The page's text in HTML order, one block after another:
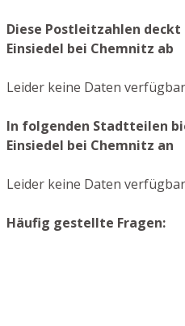
Diese Postleitzahlen deckt
Einsiedel bei Chemnitz ab
Leider keine Daten
In folgenden Stadtteilen
Einsiedel bei Chemnitz an
Leider keine Daten
Häufig gestellte Fragen: